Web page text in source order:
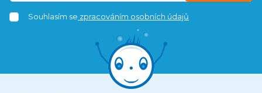
Souhlasím se zpracováním osobních údajů